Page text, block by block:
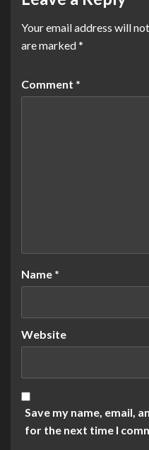
Your email address will
are marked*
Comment *
Name *
Website
Save my name, email,
for the next time I